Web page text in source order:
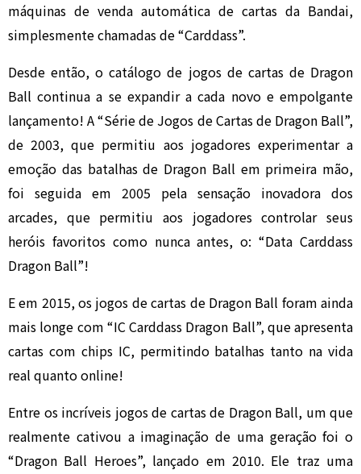
máquinas de venda automática de cartas da Bandai,
simplesmente chamadas de “Carddass”.
Desde então, o catálogo de jogos de cartas de Dragon
Ball continua a se expandir a cada novo e empolgante
lançamento! A “Série de Jogos de Cartas de Dragon Ball”,
de 2003, que permitiu aos jogadores experimentar a
emoção das batalhas de Dragon Ball em primeira mão,
foi seguida em 2005 pela sensação inovadora dos
arcades, que permitiu aos jogadores controlar seus
heróis favoritos como nunca antes, o: “Data Carddass
Dragon Ball”!
E em 2015, os jogos de cartas de Dragon Ball foram ainda
mais longe com “IC Carddass Dragon Ball”, que apresenta
cartas com chips IC, permitindo batalhas tanto na vida
real quanto online!
Entre os incríveis jogos de cartas de Dragon Ball, um que
realmente cativou a imaginação de uma geração foi o
“Dragon Ball Heroes”, lançado em 2010. Ele traz uma